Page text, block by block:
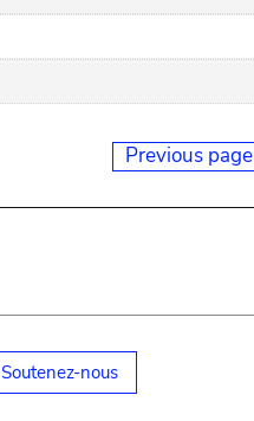
Previous page
Soutenez-nous